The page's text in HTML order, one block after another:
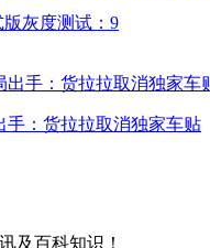
版灰度测试：9
手：货拉拉取消独家车贴
及百科知识！